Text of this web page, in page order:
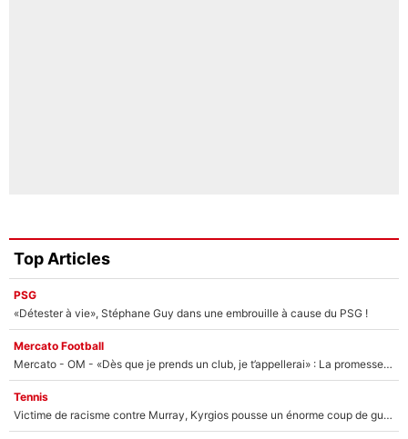
Top Articles
PSG
«Détester à vie», Stéphane Guy dans une embrouille à cause du PSG !
Mercato Football
Mercato - OM - «Dès que je prends un club, je t’appellerai» : La promesse de Marcelino au moment de claquer la porte
Tennis
Victime de racisme contre Murray, Kyrgios pousse un énorme coup de gueule !